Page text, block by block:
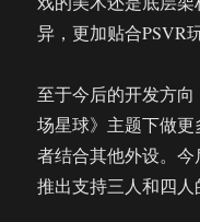
异，更加贴合PSVR
至于今后的开发方
场星球》主题下做
者结合其他外设。今
推出支持三人和四人